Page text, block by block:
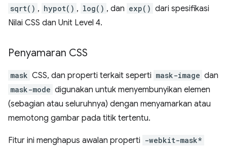
sqrt() , hypot() , log() , dan exp() dari spesifikasi
Nilai CSS dan Unit Level 4.
Penyamaran CSS
mask CSS, dan properti terkait seperti mask-image dan
mask-mode digunakan untuk menyembunyikan elemen
(sebagian atau seluruhnya) dengan menyamarkan atau
memotong gambar pada titik tertentu.
Fitur ini menghapus awalan properti -webkit-mask*